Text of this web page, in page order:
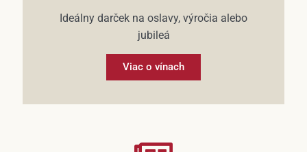
Ideálny darček na oslavy, výročia alebo
jubileá
Viac o vínach